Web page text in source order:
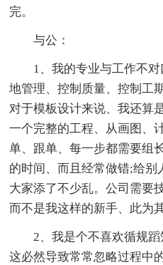
完。
与公：
1、我的专业与工作不
地管理、控制质量、控制工
对于模板设计来说、我还算
一个完整的工程、从画图、
单、跟单、每一步都需要组
的时间、而且经常做错;给别
大家添了不少乱。公司需要
而不是我这样的新手、此为其
2、我是个不喜欢循规蹈
这必然导致常常忽略过程中